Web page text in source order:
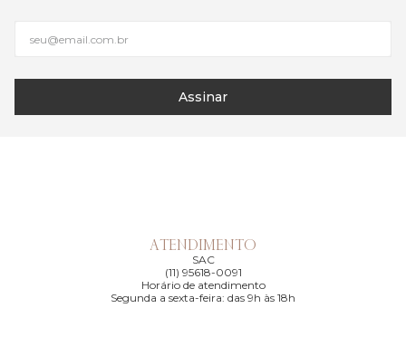
Assinar
ATENDIMENTO
SAC
(11) 95618-0091
Horário de atendimento
Segunda a sexta-feira: das 9h às 18h